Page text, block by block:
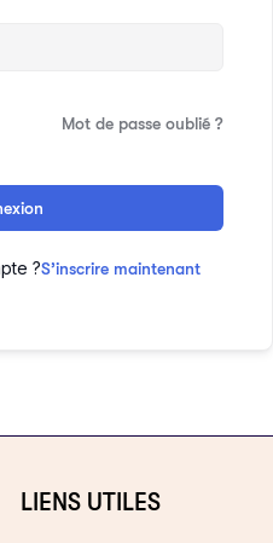
Mot de passe oublié ?
?S’inscrire maintenant
LIENS UTILES